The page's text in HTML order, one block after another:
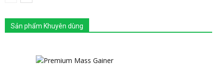
Sản phẩm Khuyên dùng